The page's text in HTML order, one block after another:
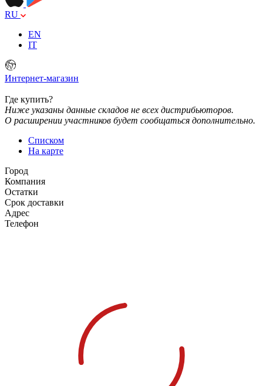
RU
EN
IT
Интернет-магазин
Где купить?
Ниже указаны данные складов не всех дистрибьюторов.
О расширении участников будет сообщаться дополнительно.
Списком
На карте
Город
Компания
Остатки
Срок доставки
Адрес
Телефон